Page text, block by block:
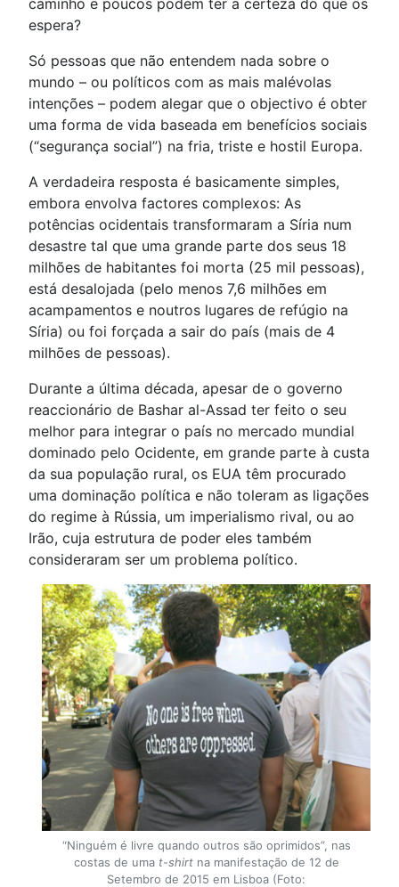
caminho e poucos podem ter a certeza do que os
espera?
Só pessoas que não entendem nada sobre o
mundo – ou políticos com as mais malévolas
intenções – podem alegar que o objectivo é obter
uma forma de vida baseada em benefícios sociais
(“segurança social”) na fria, triste e hostil Europa.
A verdadeira resposta é basicamente simples,
embora envolva factores complexos: As
potências ocidentais transformaram a Síria num
desastre tal que uma grande parte dos seus 18
milhões de habitantes foi morta (25 mil pessoas),
está desalojada (pelo menos 7,6 milhões em
acampamentos e noutros lugares de refúgio na
Síria) ou foi forçada a sair do país (mais de 4
milhões de pessoas).
Durante a última década, apesar de o governo
reaccionário de Bashar al-Assad ter feito o seu
melhor para integrar o país no mercado mundial
dominado pelo Ocidente, em grande parte à custa
da sua população rural, os EUA têm procurado
uma dominação política e não toleram as ligações
do regime à Rússia, um imperialismo rival, ou ao
Irão, cuja estrutura de poder eles também
consideraram ser um problema político.
“Ninguém é livre quando outros são oprimidos”, nas
costas de uma t-shirtna manifestação de 12 de
Setembro de 2015 em Lisboa (Foto: